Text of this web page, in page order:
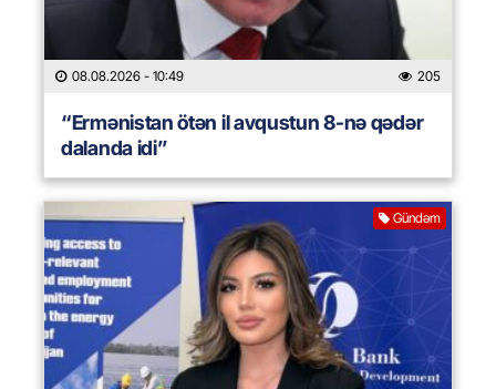
08.08.2026 - 10:49 205
“Ermənistan ötən il avqustun 8-nə qədər
dalanda idi”
Gündəm